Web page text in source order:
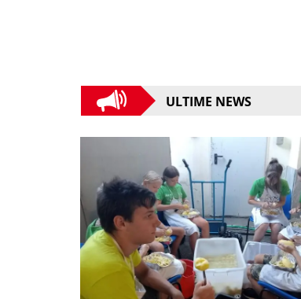
ULTIME NEWS